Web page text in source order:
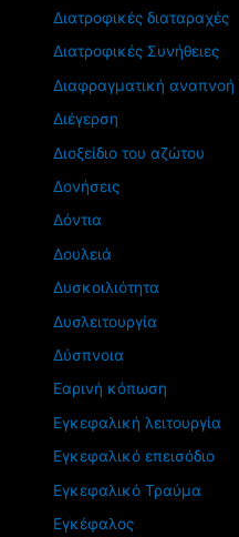
Διατροφικές διαταραχές
Διατροφικές Συνήθειες
Διαφραγματική αναπνοή
Διέγερση
Διοξείδιο του αζώτου
Δονήσεις
Δόντια
Δουλειά
Δυσκοιλιότητα
Δυσλειτουργία
Δύσπνοια
Εαρινή κόπωση
Εγκεφαλική λειτουργία
Εγκεφαλικό επεισόδιο
Εγκεφαλικό Τραύμα
Εγκέφαλος